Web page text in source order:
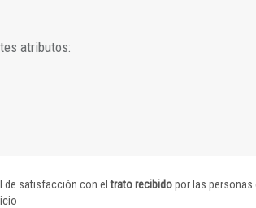
atributos:
de satisfacción con eltrato recibidopor las personas